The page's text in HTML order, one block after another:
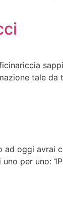
tale da
oggi avrai
per uno: